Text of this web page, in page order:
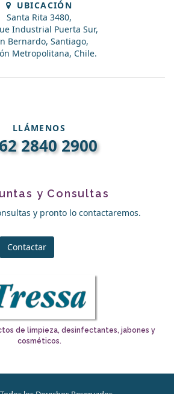
UBICACIÓN
Santa Rita 3480,
Industrial Puerta Sur,
Bernardo, Santiago,
Metropolitana, Chile.
LLÁMENOS
2840 2900
y Consultas
y pronto lo contactaremos.
Contactar
de limpieza, desinfectantes, jabones y
cosméticos.